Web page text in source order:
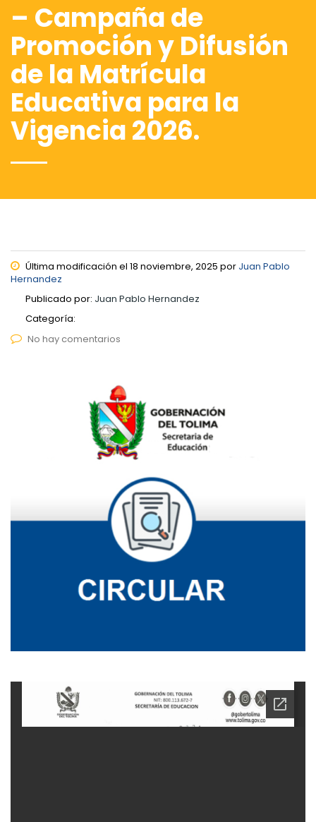
– Campaña de
Promoción y Difusión
de la Matrícula
Educativa para la
Vigencia 2026.
Última modificación el 18 noviembre, 2025 por Juan Pablo
Hernandez
Publicado por: Juan Pablo Hernandez
Categoría:
No hay comentarios